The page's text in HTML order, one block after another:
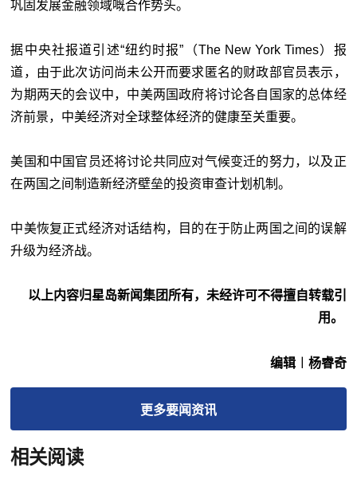
巩固发展金融领域嘅合作势头。
据中央社报道引述“纽约时报”（The New York Times） 报
道，由于此次访问尚未公开而要求匿名的财政部官员表示，
为期两天的会议中， 中美两国政府将讨论各自国家的总体经
济前景，中美经济对全球整体经济的健康至关重要。
美国和中国官员还将讨论共同应对气候变迁的努力，以及正
在两国之间制造新经济壁垒的投资审查计划机制。
中美恢复正式经济对话结构，目的在于防止两国之间的误解
升级为经济战。
以上内容归星岛新闻集团所有，未经许可不得擅自转载引
用。
编辑︱杨睿奇
更多要闻资讯
相关阅读